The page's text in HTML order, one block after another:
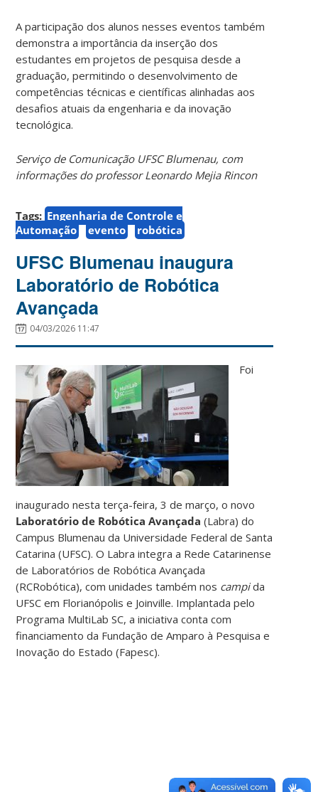
A participação dos alunos nesses eventos também
demonstra a importância da inserção dos
estudantes em projetos de pesquisa desde a
graduação, permitindo o desenvolvimento de
competências técnicas e científicas alinhadas aos
desafios atuais da engenharia e da inovação
tecnológica.
Serviço de Comunicação UFSC Blumenau, com
informações do professor Leonardo Mejia Rincon
Tags: Engenharia de Controle e
Automação
evento robótica
UFSC Blumenau inaugura
Laboratório de Robótica
Avançada
04/03/2026 11:47
Foi
inaugurado nesta terça-feira, 3 de março, o novo
Laboratório de Robótica Avançada (Labra) do
Campus Blumenau da Universidade Federal de Santa
Catarina (UFSC). O Labra integra a Rede Catarinense
de Laboratórios de Robótica Avançada
(RCRobótica), com unidades também nos campida
UFSC em Florianópolis e Joinville. Implantada pelo
Programa MultiLab SC, a iniciativa conta com
financiamento da Fundação de Amparo à Pesquisa e
Inovação do Estado (Fapesc).